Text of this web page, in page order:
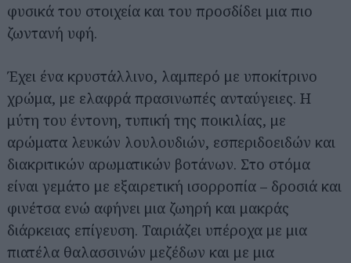
φυσικά του στοιχεία και του προσδίδει μια πιο
ζωντανή υφή.
Έχει ένα κρυστάλλινο, λαμπερό με υποκίτρινο
χρώμα, με ελαφρά πρασινωπές ανταύγειες. Η
μύτη του έντονη, τυπική της ποικιλίας, με
αρώματα λευκών λουλουδιών, εσπεριδοειδών και
διακριτικών αρωματικών βοτάνων. Στο στόμα
είναι γεμάτο με εξαιρετική ισορροπία – δροσιά και
φινέτσα ενώ αφήνει μια ζωηρή και μακράς
διάρκειας επίγευση. Ταιριάζει υπέροχα με μια
πιατέλα θαλασσινών μεζέδων και με μια